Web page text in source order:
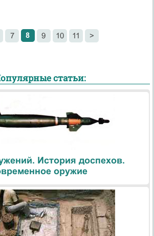
7 8 9 10 11 >
статьи:
История доспехов.
оружие